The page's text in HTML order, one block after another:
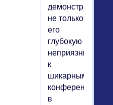
демонстрирует
не только
его
глубокую
неприязнь
к
шикарным
конференциям,
в